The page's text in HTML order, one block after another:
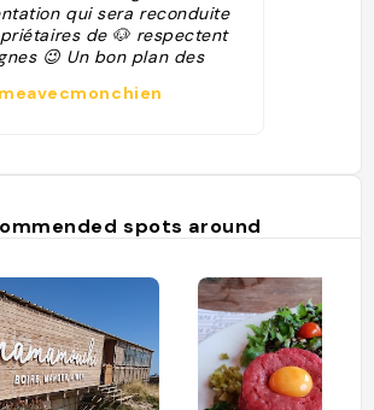
qui sera reconduite
de 🐶 respectent
😉 Un bon plan des
spots around